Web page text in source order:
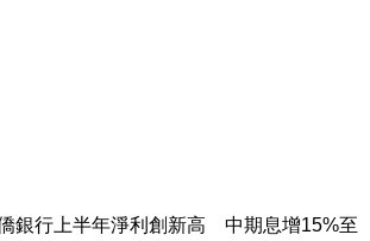
銀行上半年淨利創新高 中期息增15%至